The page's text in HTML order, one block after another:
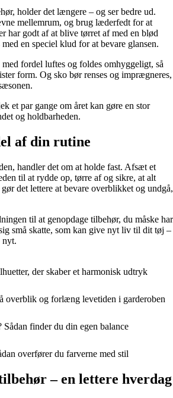
holder det længere – og ser bedre ud.
mellemrum, og brug læderfedt for at
har godt af at blive tørret af med en blød
en speciel klud for at bevare glansen.
fordel luftes og foldes omhyggeligt, så
form. Og sko bør renses og imprægneres,
et par gange om året kan gøre en stor
og holdbarheden.
af din rutine
handler det om at holde fast. Afsæt et
til at rydde op, tørre af og sikre, at alt
det lettere at bevare overblikket og undgå,
til at genopdage tilbehør, du måske har
små skatte, som kan give nyt liv til dit tøj –
nyt.
der skaber et harmonisk udtryk
overblik og forlæng levetiden i garderoben
finder du din egen balance
overfører du farverne med stil
– en lettere hverdag